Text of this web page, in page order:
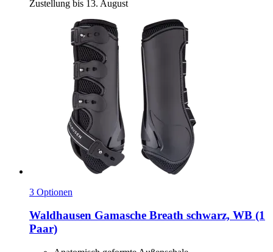
Zustellung bis 13. August
3 Optionen
Waldhausen Gamasche Breath schwarz, WB (1
Paar)